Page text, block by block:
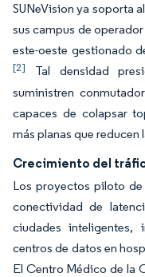
SUNeVision ya soporta
sus campus de
este-oeste gestionado
[2]
Tal densidad
suministren
capaces de colapsar
más planas que reducen
Crecimiento del
Los proyectos piloto
conectividad de
ciudades inteligentes,
centros de datos en
El Centro Médico de la